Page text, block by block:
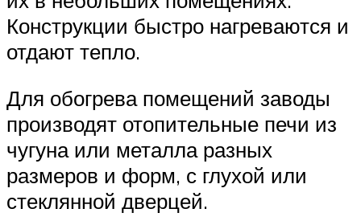
Конструкции быстро нагреваются и
отдают тепло.
Для обогрева помещений заводы
производят отопительные печи из
чугуна или металла разных
размеров и форм, с глухой или
стеклянной дверцей.